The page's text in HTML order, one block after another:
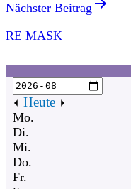
Nächster Beitrag
RE MASK
Heute
Mo.
Di.
Mi.
Do.
Fr.